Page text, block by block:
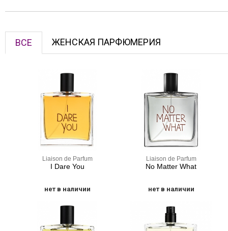
ВСЕ ЖЕНСКАЯ ПАРФЮМЕРИЯ
Liaison de Parfum
I Dare You
нет в наличии
Liaison de Parfum
No Matter What
нет в наличии